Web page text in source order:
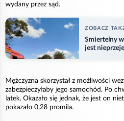
wydany przez sąd.
ZOBACZ
Śmiertelny
jest
Mężczyzna skorzystał z możliwości
zabezpieczyłaby jego samochód. Po
latek. Okazało się jednak, że jest on
pokazało 0,28 promila.